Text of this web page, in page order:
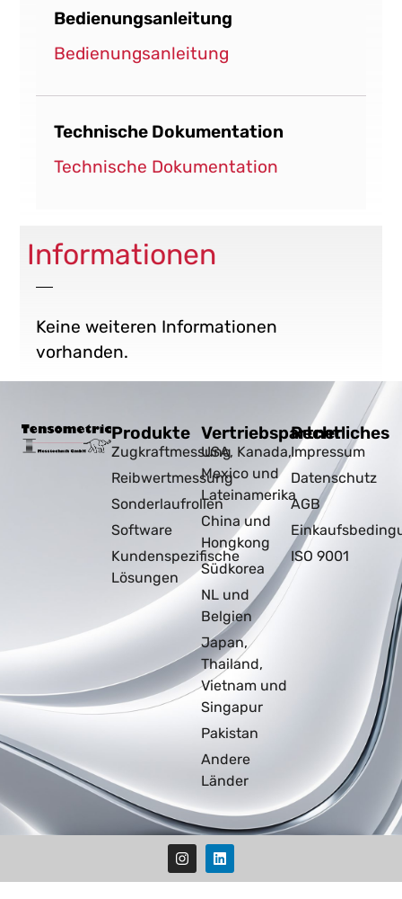
Bedienungsanleitung
Bedienungsanleitung
Technische Dokumentation
Technische Dokumentation
Informationen
Keine weiteren Informationen
vorhanden.
Produkte
Zugkraftmessung
Reibwertmessung
Sonderlaufrollen
Software
Kundenspezifische
Lösungen
Vertriebspartner
USA, Kanada,
Mexico und
Lateinamerika
China und
Hongkong
Südkorea
NL und
Belgien
Japan,
Thailand,
Vietnam und
Singapur
Pakistan
Andere
Länder
Rechtliches
Impressum
Datenschutz
AGB
ISO 9001